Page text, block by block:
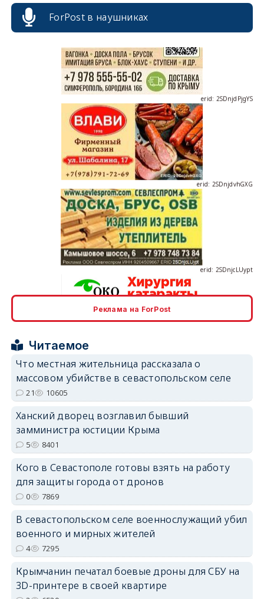
ForPost в наушниках
erid: 2SDnjdPjgYS
erid: 2SDnjdvhGXG
erid: 2SDnjcrDNw6
erid: 2SDnjdPjgYS
Реклама на ForPost
Читаемое
Что местная жительница рассказала о
массовом убийстве в севастопольском селе
21 10605
Ханский дворец возглавил бывший
замминистра юстиции Крыма
5 8401
Кого в Севастополе готовы взять на работу
для защиты города от дронов
0 7869
В севастопольском селе военнослужащий убил
военного и мирных жителей
4 7295
Крымчанин печатал боевые дроны для СБУ на
3D-принтере в своей квартире